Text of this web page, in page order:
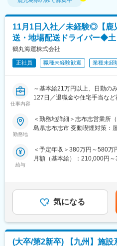
11月1日入社／未経験◎【鹿
送・地場配送ドライバー◆土
鶴丸海運株式会社
正社員 職種未経験歓迎 業種未経
仕事内容
～基本給21万円以上、日勤の
127日／退職金や住宅手当な
■募集背景：
当営業所は、フェリー航路（
と、地域に根ざした地場配送
■業務内容：
◆フェリー輸送ドライバー
荷物の集荷配送作業や貨物の
リーへの乗船・下船作業が中
送はなく、日帰りがメインの
勤務地
＜勤務地詳細＞志布志営業所
島県志布志市 受動喫煙対策：
給与
＜予定年収＞380万円～580万
月額（基本給）：210,000円
る可能性があります。月給(月
気になる
(大卒/第2新卒) 【九州】施設